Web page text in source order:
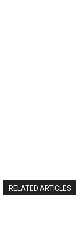
RELATED ARTICLES